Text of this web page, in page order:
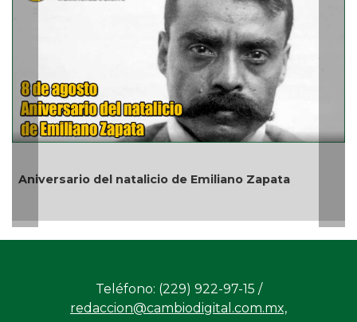
En marcha trabajos de rehabilitación en avenida 20
de Noviembre; habrá reducción a un carril
Teléfono: (229) 922-97-15 /
redaccion@cambiodigital.com.mx,